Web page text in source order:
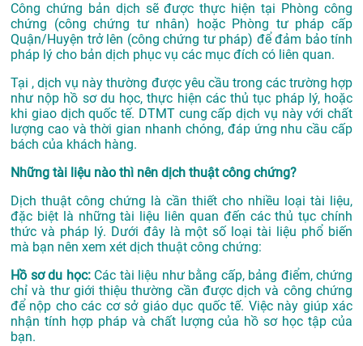
Công chứng bản dịch sẽ được thực hiện tại Phòng công
chứng (công chứng tư nhân) hoặc Phòng tư pháp cấp
Quận/Huyện trở lên (công chứng tư pháp) để đảm bảo tính
pháp lý cho bản dịch phục vụ các mục đích có liên quan.
Tại , dịch vụ này thường được yêu cầu trong các trường hợp
như nộp hồ sơ du học, thực hiện các thủ tục pháp lý, hoặc
khi giao dịch quốc tế. DTMT cung cấp dịch vụ này với chất
lượng cao và thời gian nhanh chóng, đáp ứng nhu cầu cấp
bách của khách hàng.
Những tài liệu nào thì nên dịch thuật công chứng?
Dịch thuật công chứng là cần thiết cho nhiều loại tài liệu,
đặc biệt là những tài liệu liên quan đến các thủ tục chính
thức và pháp lý. Dưới đây là một số loại tài liệu phổ biến
mà bạn nên xem xét dịch thuật công chứng:
Hồ sơ du học:Các tài liệu như bằng cấp, bảng điểm, chứng
chỉ và thư giới thiệu thường cần được dịch và công chứng
để nộp cho các cơ sở giáo dục quốc tế. Việc này giúp xác
nhận tính hợp pháp và chất lượng của hồ sơ học tập của
bạn.